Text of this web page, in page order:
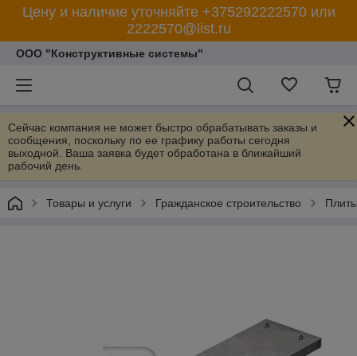
Цену и наличие уточняйте +375292222570 или
2222570@list.ru
ООО "Конструктивные системы"
Сейчас компания не может быстро обрабатывать заказы и
сообщения, поскольку по ее графику работы сегодня
выходной. Ваша заявка будет обработана в ближайший
рабочий день.
Товары и услуги Гражданское строительство